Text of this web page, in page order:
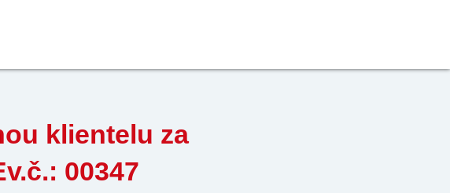
klientelu za
00347